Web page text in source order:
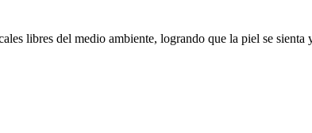
libres del medio ambiente, logrando que la piel se sienta